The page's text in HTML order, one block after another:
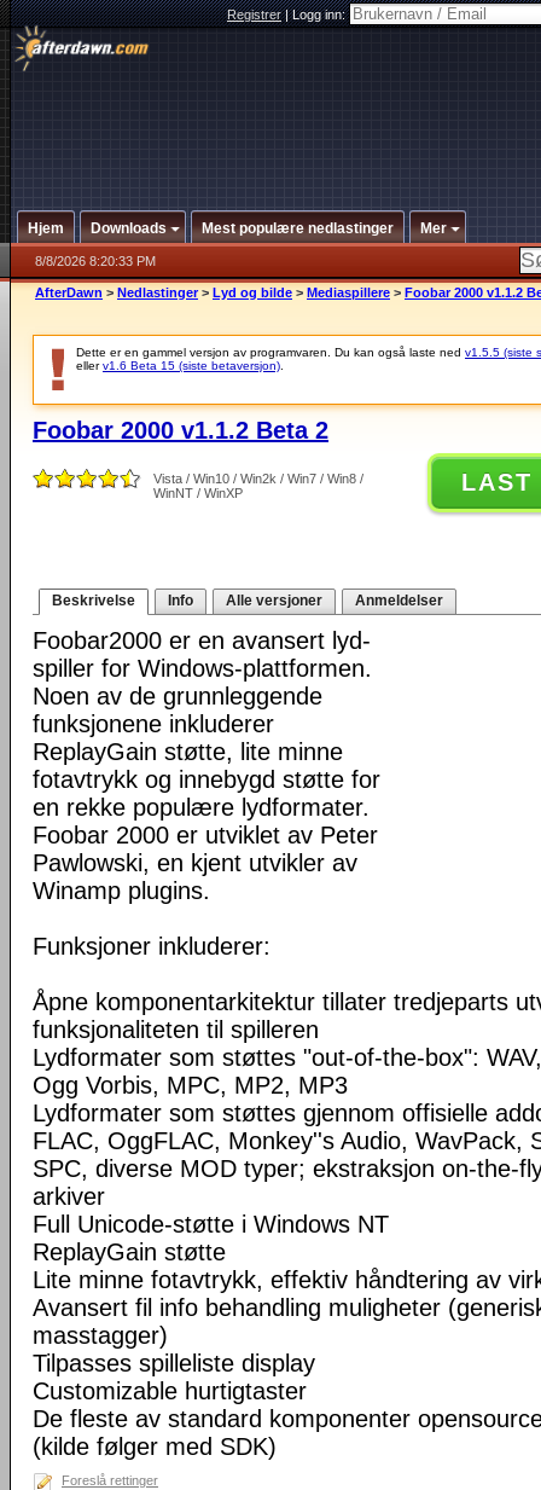
Registrer|Logg inn:
Hjem Downloads Mest populære nedlastinger Mer
8/8/2026 8:20:33 PM
AfterDawn > Nedlastinger > Lyd og bilde > Mediaspillere > Foobar 2000 v1.1.2
Dette er en gammel versjon av programvaren. Du kan også laste ned v1.5.5 (siste
ellerv1.6 Beta 15 (siste betaversjon)
Foobar 2000 v1.1.2 Beta 2
Vista / Win10 / Win2k / Win7 / Win8 /
WinNT / WinXP
LAST
Beskrivelse Info Alle versjoner Anmeldelser
Foobar2000 er en avansert lyd-
spiller for Windows-plattformen.
Noen av de grunnleggende
funksjonene inkluderer
ReplayGain støtte, lite minne
fotavtrykk og innebygd støtte for
en rekke populære lydformater.
Foobar 2000 er utviklet av Peter
Pawlowski, en kjent utvikler av
Winamp plugins.
Funksjoner inkluderer:
Åpne komponentarkitektur tillater tredjeparts
funksjonaliteten til spilleren
Lydformater som støttes "out-of-the-box":
Ogg Vorbis, MPC, MP2, MP3
Lydformater som støttes gjennom offisielle
FLAC, OggFLAC, Monkey''s Audio, WavPack,
SPC, diverse MOD typer; ekstraksjon on-the-
arkiver
Full Unicode-støtte i Windows NT
ReplayGain støtte
Lite minne fotavtrykk, effektiv håndtering av
Avansert fil info behandling muligheter
masstagger)
Tilpasses spilleliste display
Customizable hurtigtaster
De fleste av standard komponenter
(kilde følger med SDK)
Foreslå rettinger